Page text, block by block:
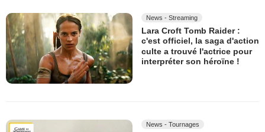
News - Streaming
Lara Croft Tomb Raider :
c'est officiel, la saga d'action
culte a trouvé l'actrice pour
interpréter son héroïne !
News - Tournages